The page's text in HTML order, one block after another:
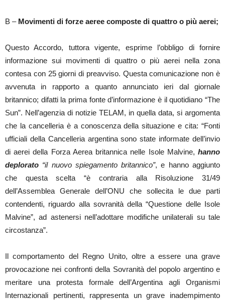
B – Movimenti di forze aeree composte di quattro o più aerei;
Questo Accordo, tuttora vigente, esprime l’obbligo di fornire
informazione sui movimenti di quattro o più aerei nella zona
contesa con 25 giorni di preavviso. Questa comunicazione non è
avvenuta in rapporto a quanto annunciato ieri dal giornale
britannico; difatti la prima fonte d’informazione è il quotidiano “The
Sun”. Nell’agenzia di notizie TELAM, in quella data, si argomenta
che la cancelleria è a conoscenza della situazione e cita: “Fonti
ufficiali della Cancelleria argentina sono state informate dell’invio
di aerei della Forza Aerea britannica nelle Isole Malvine, hanno
deplorato “il nuovo spiegamento britannico”, e hanno aggiunto
che questa scelta “è contraria alla Risoluzione 31/49
dell’Assemblea Generale dell’ONU che sollecita le due parti
contendenti, riguardo alla sovranità della “Questione delle Isole
Malvine”, ad astenersi nell’adottare modifiche unilaterali su tale
circostanza”.
Il comportamento del Regno Unito, oltre a essere una grave
provocazione nei confronti della Sovranità del popolo argentino e
meritare una protesta formale dell’Argentina agli Organismi
Internazionali pertinenti, rappresenta un grave inadempimento